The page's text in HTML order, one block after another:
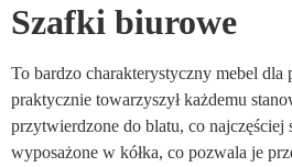
Szafki biurowe
To bardzo charakterystyczny mebel
praktycznie towarzyszył każdemu
przytwierdzone do blatu, co
wyposażone w kółka, co pozwala je